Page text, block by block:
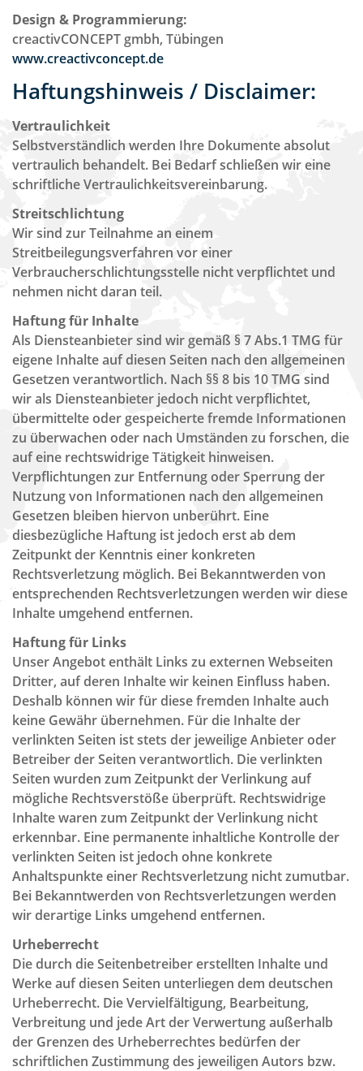
Design & Programmierung:
creactivCONCEPT gmbh, Tübingen
www.creactivconcept.de
Haftungshinweis / Disclaimer:
Vertraulichkeit
Selbstverständlich werden Ihre Dokumente absolut
vertraulich behandelt. Bei Bedarf schließen wir eine
schriftliche Vertraulichkeitsvereinbarung.
Streitschlichtung
Wir sind zur Teilnahme an einem
Streitbeilegungsverfahren vor einer
Verbraucherschlichtungsstelle nicht verpflichtet und
nehmen nicht daran teil.
Haftung für Inhalte
Als Diensteanbieter sind wir gemäß § 7 Abs.1 TMG für
eigene Inhalte auf diesen Seiten nach den allgemeinen
Gesetzen verantwortlich. Nach §§ 8 bis 10 TMG sind
wir als Diensteanbieter jedoch nicht verpflichtet,
übermittelte oder gespeicherte fremde Informationen
zu überwachen oder nach Umständen zu forschen, die
auf eine rechtswidrige Tätigkeit hinweisen.
Verpflichtungen zur Entfernung oder Sperrung der
Nutzung von Informationen nach den allgemeinen
Gesetzen bleiben hiervon unberührt. Eine
diesbezügliche Haftung ist jedoch erst ab dem
Zeitpunkt der Kenntnis einer konkreten
Rechtsverletzung möglich. Bei Bekanntwerden von
entsprechenden Rechtsverletzungen werden wir diese
Inhalte umgehend entfernen.
Haftung für Links
Unser Angebot enthält Links zu externen Webseiten
Dritter, auf deren Inhalte wir keinen Einfluss haben.
Deshalb können wir für diese fremden Inhalte auch
keine Gewähr übernehmen. Für die Inhalte der
verlinkten Seiten ist stets der jeweilige Anbieter oder
Betreiber der Seiten verantwortlich. Die verlinkten
Seiten wurden zum Zeitpunkt der Verlinkung auf
mögliche Rechtsverstöße überprüft. Rechtswidrige
Inhalte waren zum Zeitpunkt der Verlinkung nicht
erkennbar. Eine permanente inhaltliche Kontrolle der
verlinkten Seiten ist jedoch ohne konkrete
Anhaltspunkte einer Rechtsverletzung nicht zumutbar.
Bei Bekanntwerden von Rechtsverletzungen werden
wir derartige Links umgehend entfernen.
Urheberrecht
Die durch die Seitenbetreiber erstellten Inhalte und
Werke auf diesen Seiten unterliegen dem deutschen
Urheberrecht. Die Vervielfältigung, Bearbeitung,
Verbreitung und jede Art der Verwertung außerhalb
der Grenzen des Urheberrechtes bedürfen der
schriftlichen Zustimmung des jeweiligen Autors bzw.